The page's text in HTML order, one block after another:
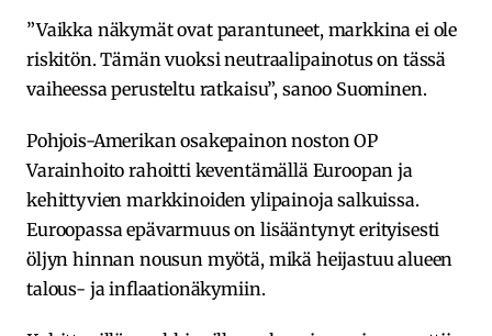
”Vaikka näkymät ovat parantuneet, markkina ei ole
riskitön. Tämän vuoksi neutraalipainotus on tässä
vaiheessa perusteltu ratkaisu”, sanoo Suominen.
Pohjois-Amerikan osakepainon noston OP
Varainhoito rahoitti keventämällä Euroopan ja
kehittyvien markkinoiden ylipainoja salkuissa.
Euroopassa epävarmuus on lisääntynyt erityisesti
öljyn hinnan nousun myötä, mikä heijastuu alueen
talous- ja inflaationäkymiin.